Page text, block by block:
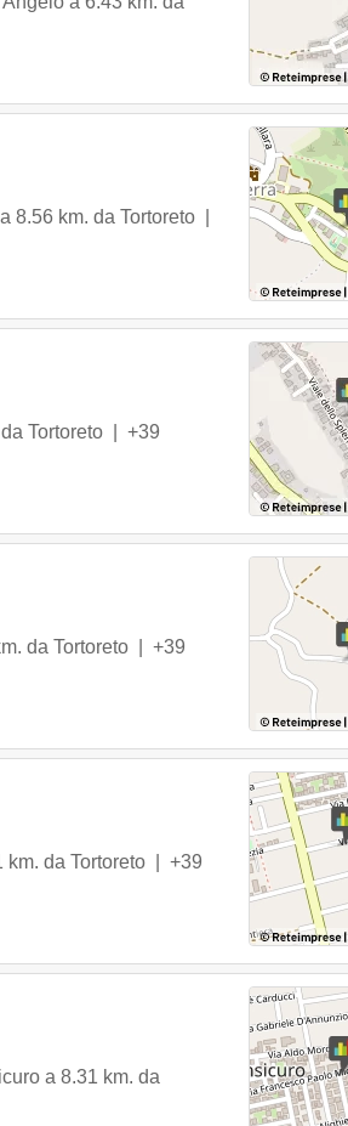
a 8.56 km. da Tortoreto |
Tortoreto | +39
da Tortoreto | +39
km. da Tortoreto | +39
a 8.31 km. da